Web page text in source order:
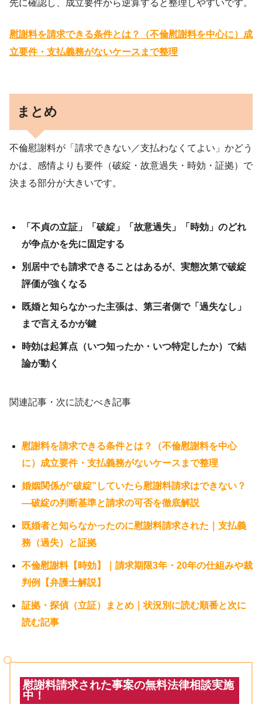
先に確認し、成立要件から逆算すると整理しやすいです。
慰謝料を請求できる条件とは？（不倫慰謝料を中心に）成
立要件・支払義務がないケースまで整理
まとめ
不倫慰謝料が「請求できない／支払わなくてよい」かどう
かは、感情よりも要件（破綻・故意過失・時効・証拠）で
決まる部分が大きいです。
「不貞の立証」「破綻」「故意過失」「時効」のどれ
が争点かを先に固定する
別居中でも請求できることはあるが、実態次第で破綻
評価が強くなる
既婚と知らなかった主張は、第三者側で「過失なし」
まで言えるかが鍵
時効は起算点（いつ知ったか・いつ特定したか）で結
論が動く
関連記事・次に読むべき記事
慰謝料を請求できる条件とは？（不倫慰謝料を中心
に）成立要件・支払義務がないケースまで整理
婚姻関係が“破綻”していたら慰謝料請求はできない？
—破綻の判断基準と請求の可否を徹底解説
既婚者と知らなかったのに慰謝料請求された｜支払義
務（過失）と証拠
不倫慰謝料【時効】｜請求期限3年・20年の仕組みや裁
判例【弁護士解説】
証拠・探偵（立証）まとめ｜状況別に読む順番と次に
読む記事
慰謝料請求された事案の無料法律相談実施
中！